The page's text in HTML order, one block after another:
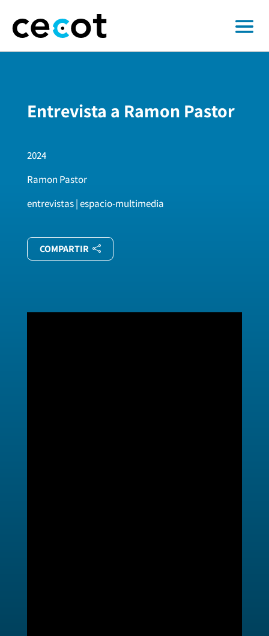
Entrevista a Ramon Pastor
2024
Ramon Pastor
entrevistas | espacio-multimedia
COMPARTIR